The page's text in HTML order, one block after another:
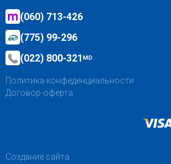
(060) 713-426
(775) 99-296
(022) 800-321MD
Политика конфеденциальности
Договор-оферта
Создание сайта